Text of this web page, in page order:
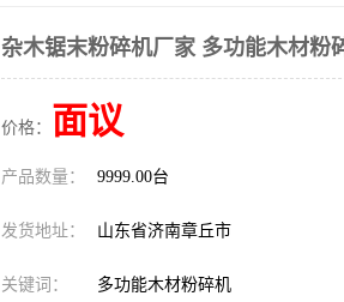
杂木锯末粉碎机厂家 多功能木材粉
价格： 面议
产品数量： 9999.00台
发货地址： 山东省济南章丘市
关键词： 多功能木材粉碎机